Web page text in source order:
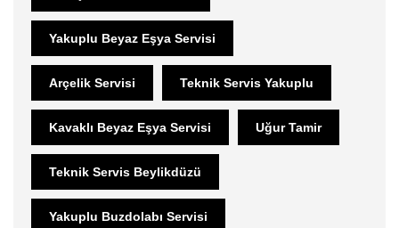
Yakuplu Beyaz Eşya Servisi
Arçelik Servisi Teknik Servis Yakuplu
Kavaklı Beyaz Eşya Servisi Uğur Tamir
Teknik Servis Beylikdüzü
Yakuplu Buzdolabı Servisi